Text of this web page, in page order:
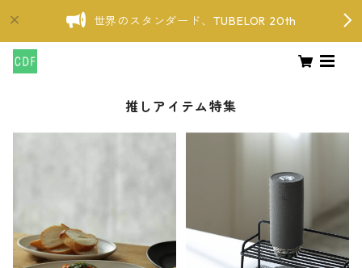
世界のスタンダード、TUBELOR 20th
推しアイテム特集